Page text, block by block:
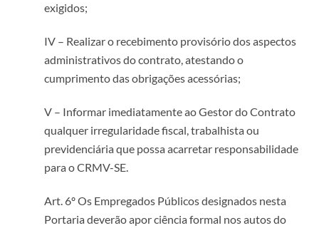
exigidos;
IV – Realizar o recebimento provisório dos aspectos
administrativos do contrato, atestando o
cumprimento das obrigações acessórias;
V – Informar imediatamente ao Gestor do Contrato
qualquer irregularidade fiscal, trabalhista ou
previdenciária que possa acarretar responsabilidade
para o CRMV-SE.
Art. 6º Os Empregados Públicos designados nesta
Portaria deverão apor ciência formal nos autos do